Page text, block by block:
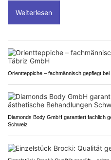
Weiterlesen
Orientteppiche – fachmännisch gepflegt
Diamonds Body GmbH garantiert fachlich
Schweiz